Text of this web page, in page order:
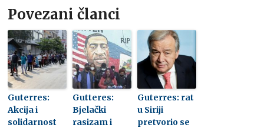
Povezani članci
Guterres:
Akcija i
solidarnost
Gutteres:
Bjelački
rasizam i
Guterres: rat
u Siriji
pretvorio se